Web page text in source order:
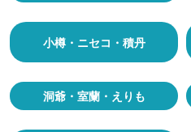
小樽・ニセコ・積丹
洞爺・室蘭・えりも